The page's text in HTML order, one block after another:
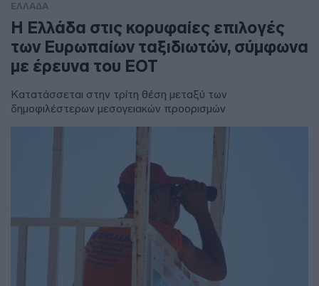
ΕΛΛΑΔΑ
Η Ελλάδα στις κορυφαίες επιλογές
των Ευρωπαίων ταξιδιωτών, σύμφωνα
με έρευνα του ΕΟΤ
Κατατάσσεται στην τρίτη θέση μεταξύ των
δημοφιλέστερων μεσογειακών προορισμών